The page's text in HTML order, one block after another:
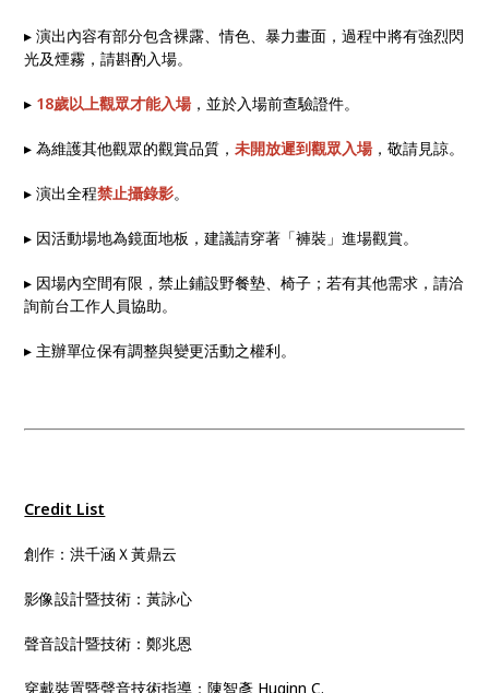
▸ 演出內容有部分包含裸露、情色、暴力畫面，過程中將有強烈閃
光及煙霧，請斟酌入場。
▸ 18歲以上觀眾才能入場，並於入場前查驗證件。
▸ 為維護其他觀眾的觀賞品質，未開放遲到觀眾入場，敬請見諒。
▸ 演出全程禁止攝錄影。
▸ 因活動場地為鏡面地板，建議請穿著「褲裝」進場觀賞。
▸ 因場內空間有限，禁止鋪設野餐墊、椅子；若有其他需求，請洽
詢前台工作人員協助。
▸ 主辦單位保有調整與變更活動之權利。
Credit List
創作：洪千涵Ｘ黃鼎云
影像設計暨技術：黃詠心
聲音設計暨技術：鄭兆恩
穿戴裝置暨聲音技術指導：陳智彥 Huginn C.